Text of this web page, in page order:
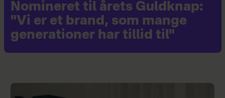
Nomineret til årets Guldknap:
"Vi er et brand, som mange
generationer har tillid til"